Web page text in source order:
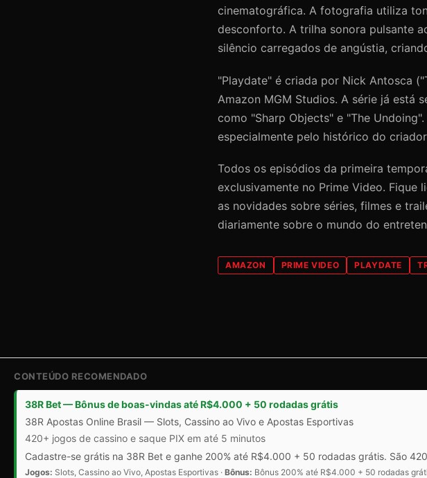
cinematográfica. A fotografia utiliza
desconforto. A trilha sonora pulsante
silêncio carregados de angústia,
"Playdate" é criada por Nick Antosca
Amazon MGM Studios. A série já está
como "Sharp Objects" e "The
especialmente pelo histórico do
Todos os episódios da primeira
exclusivamente no Prime Video.
as novidades sobre séries, filmes e
diariamente sobre o mundo do
AMAZON PRIME VIDEO PLAYDATE
CONTEÚDO RECOMENDADO
38R Bet — Bônus de boas-vindas até R$4.000 + 50 rodadas grátis
38R Apostas Online Brasil — Slots, Cassino ao Vivo e Apostas Esportivas
420+ jogos de cassino e saque PIX em até 5 minutos
Cadastre-se grátis na 38R Bet e ganhe 200% até R$4.000 + 50 rodadas grátis. São
Jogos: Slots, Cassino ao Vivo, Apostas Esportivas · Bônus: Bônus 200% até R$4.000 + 50 rodadas